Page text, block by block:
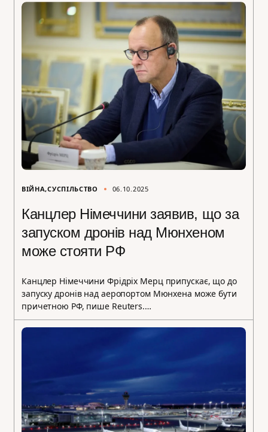
ВІЙНА СУСПІЛЬСТВО 06.10.2025
Канцлер Німеччини заявив, що за
запуском дронів над Мюнхеном
може стояти РФ
Канцлер Німеччини Фрідріх Мерц припускає, що до
запуску дронів над аеропортом Мюнхена може бути
причетною РФ, пише Reuters.…